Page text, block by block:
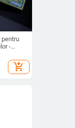
pentru
-
cu
mărci
logo
add_shopping_cart